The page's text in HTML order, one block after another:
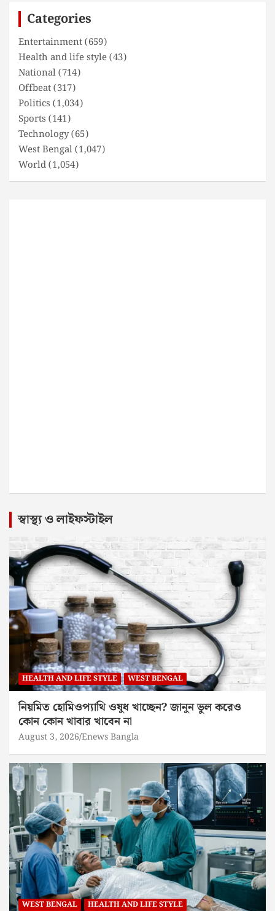
Categories
Entertainment(659)
Health and life style(43)
National(714)
Offbeat(317)
Politics (1,034)
Sports (141)
Technology(65)
West Bengal(1,047)
World(1,054)
স্বাস্থ্য ও লাইফস্টাইল
HEALTH AND LIFE STYLE WEST BENGAL
নিয়মিত হোমিওপ্যাথি ওষুধ খাচ্ছেন? জানুন ভুল করেও
কোন কোন খাবার খাবেন না
August 3, 2026 Enews Bangla
WEST BENGAL HEALTH AND LIFE STYLE